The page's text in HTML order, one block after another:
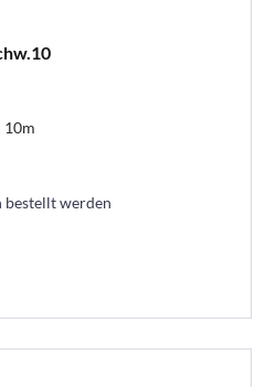
10m
bestellt werden